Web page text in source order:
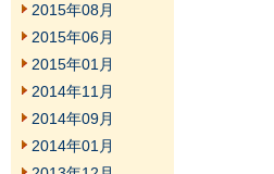
2015年08月
2015年06月
2015年01月
2014年11月
2014年09月
2014年01月